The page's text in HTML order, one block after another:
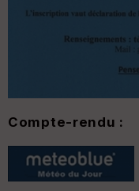
Compte-rendu :